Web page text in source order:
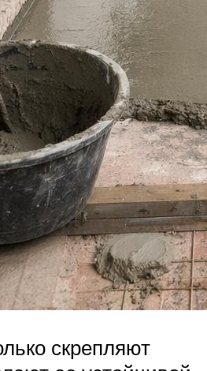
скрепляют